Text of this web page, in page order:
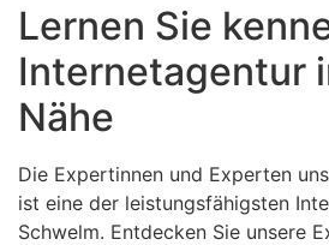
Lernen Sie
Internetagentur
Nähe
Die Expertinnen und Experten
ist eine der leistungsfähigsten
Schwelm. Entdecken Sie unsere